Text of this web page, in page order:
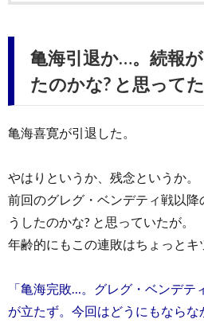
亀海引退か…。続報
たのかな? と思って
亀海喜寛が引退した。
やはりというか、残念というか。
前回のグレグ・ベンデティ戦以
うしたのかな? と思っていたが。
年齢的にもこの連敗はちょっとキ
「亀海完敗…。グレグ・ベンデ
が立たず。今回はどうにもならな